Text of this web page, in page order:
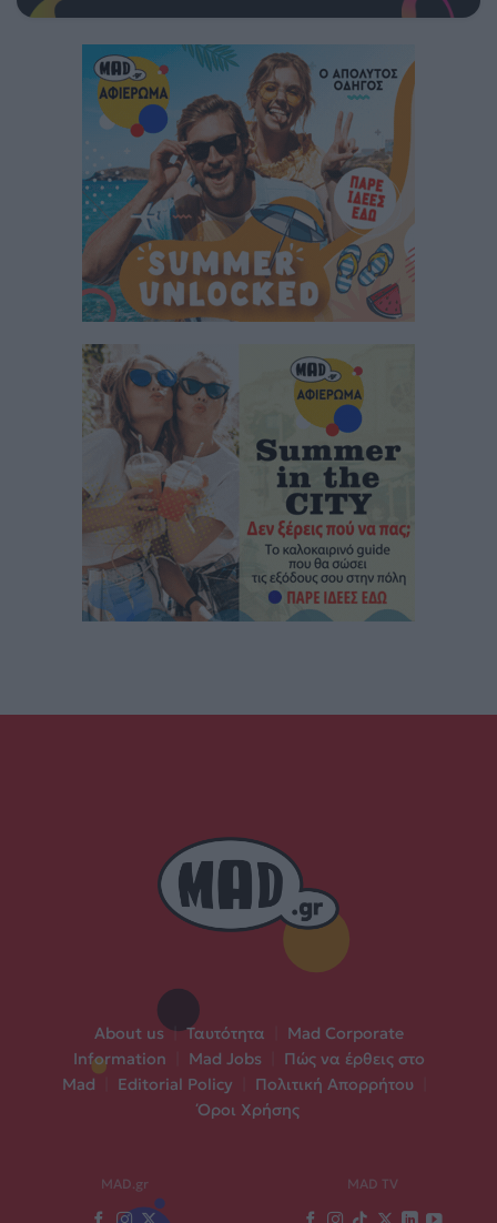
About us | Ταυτότητα
Mad Corporate
Information
Mad Jobs
Πώς να έρθεις στο
Mad
Editorial Policy Πολιτική Απορρήτου
Όροι Χρήσης
MAD.gr MAD TV